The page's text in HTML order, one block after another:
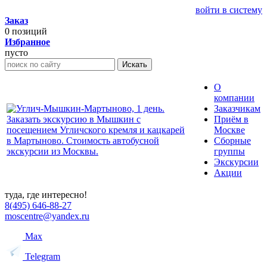
войти в систему
Заказ
0 позиций
Избранное
пусто
Искать
О
компании
Заказчикам
Приём в
Москве
Сборные
группы
Экскурсии
Акции
туда, где интересно!
8(495) 646-88-27
moscentre@yandex.ru
Max
Telegram